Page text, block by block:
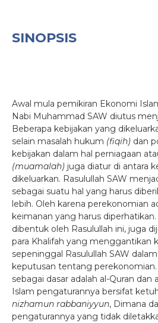
SINOPSIS
Awal mula pemikiran Ekonomi
Nabi Muhammad SAW diutus
Beberapa kebijakan yang
selain masalah hukum (fiqih) dan
kebijakan dalam hal perniagaan
(muamalah) juga diatur di antara
dikeluarkan. Rasulullah SAW
sebagai suatu hal yang harus
lebih. Oleh karena perekonomian
keimanan yang harus
dibentuk oleh Rasulullah ini, juga
para Khalifah yang menggantikan
sepeninggal Rasulullah SAW
keputusan tentang
sebagai dasar adalah al-Quran
Islam pengaturannya bersifat
nizhamun rabbaniyyun, Dimana
pengaturannya yang tidak